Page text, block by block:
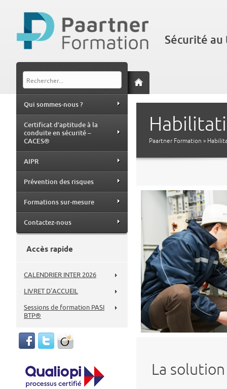
Sécurité
Paartner Formation »
La
Qui sommes-nous ?
Certificat d’aptitude à la
conduite en sécurité –
CACES®
AIPR
Prévention des risques
Formations sur-mesure
Contactez-nous
Accès rapide
CALENDRIER INTER 2026
LIVRET D’ACCUEIL
Sessions de formation PASI
BTP®